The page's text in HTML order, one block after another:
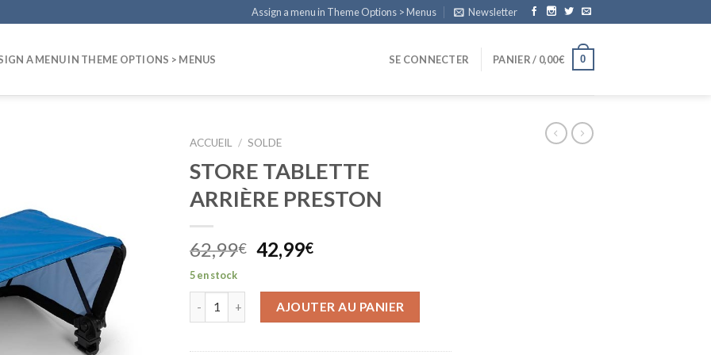
Assign a menu in Theme Options > Menus Newsletter
A MENU IN THEME OPTIONS > MENUS SE CONNECTER PANIER / 0,00€ 0
ACCUEIL / SOLDE
STORE TABLETTE
ARRIÈRE PRESTON
62,99€ Le
prix
initial
était :
62,99€.
42,99€Le
actuel
est :
42,99€.
5 en stock
AJOUTER AU PANIER